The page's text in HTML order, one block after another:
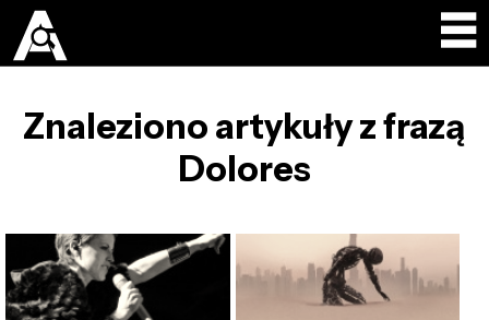
Znaleziono artykuły z frazą
Dolores